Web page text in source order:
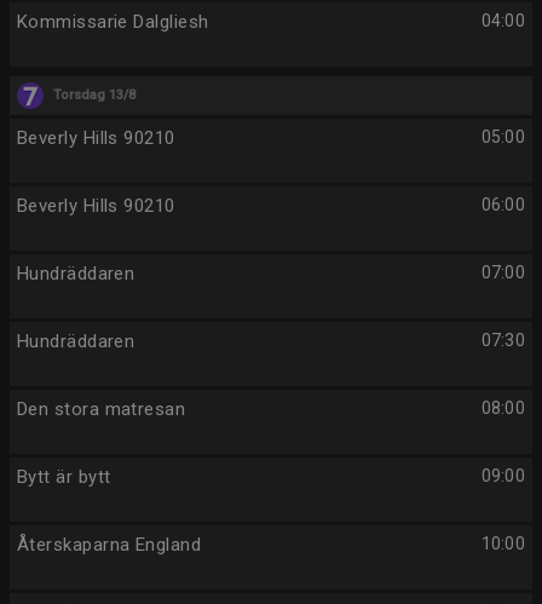
04:00
Kommissarie Dalgliesh
Torsdag 13/8
05:00
Beverly Hills 90210
06:00
Beverly Hills 90210
07:00
Hundräddaren
07:30
Hundräddaren
08:00
Den stora matresan
09:00
Bytt är bytt
10:00
Återskaparna England